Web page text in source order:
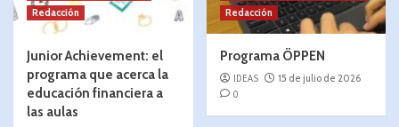
Redacción
Junior Achievement: el
programa que acerca la
educación financiera a
las aulas
Redacción
Programa ÖPPEN
IDEAS
15 de julio de 2026
0